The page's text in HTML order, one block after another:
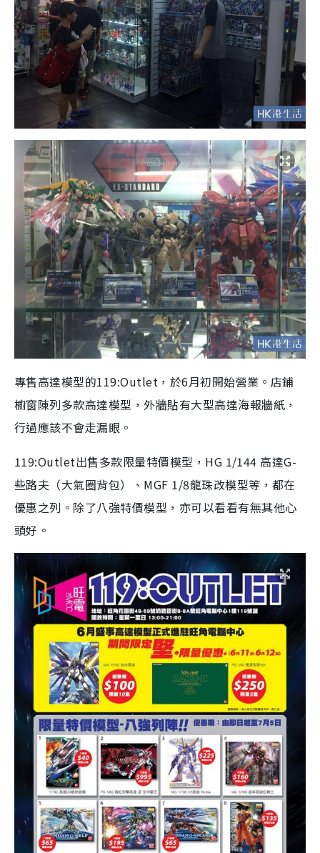
專售高達模型的119:Outlet，於6月初開始營業。店鋪
櫥窗陳列多款高達模型，外牆貼有大型高達海報牆紙，
行過應該不會走漏眼。
119:Outlet出售多款限量特價模型，HG 1/144 高達G-
些路夫（大氣圈背包）、MGF 1/8龍珠改模型等，都在
優惠之列。除了八強特價模型，亦可以看看有無其他心
頭好。